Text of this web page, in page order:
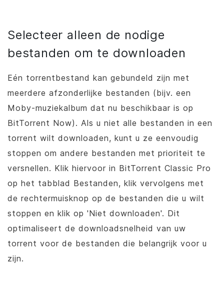
Selecteer alleen de nodige
bestanden om te downloaden
Eén torrentbestand kan gebundeld zijn met
meerdere afzonderlijke bestanden (bijv. een
Moby-muziekalbum dat nu beschikbaar is op
BitTorrent Now). Als u niet alle bestanden in een
torrent wilt downloaden, kunt u ze eenvoudig
stoppen om andere bestanden met prioriteit te
versnellen. Klik hiervoor in BitTorrent Classic Pro
op het tabblad Bestanden, klik vervolgens met
de rechtermuisknop op de bestanden die u wilt
stoppen en klik op 'Niet downloaden'. Dit
optimaliseert de downloadsnelheid van uw
torrent voor de bestanden die belangrijk voor u
zijn.